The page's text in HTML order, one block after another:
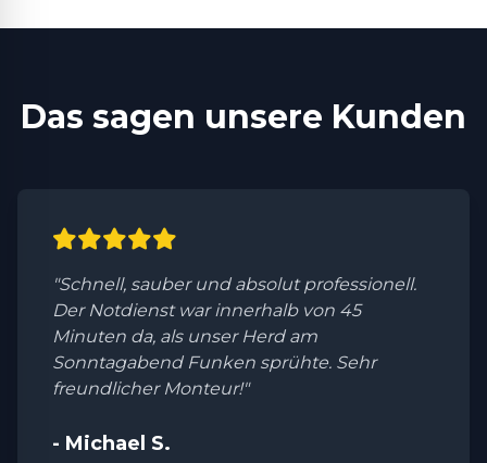
Das sagen unsere Kunden
"Schnell, sauber und absolut professionell.
Der Notdienst war innerhalb von 45
Minuten da, als unser Herd am
Sonntagabend Funken sprühte. Sehr
freundlicher Monteur!"
- Michael S.